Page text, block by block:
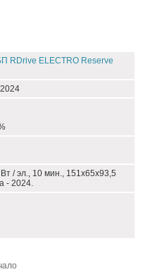
RDrive ELECTRO Reserve
/ эл., 10 мин., 151x65x93,5
- 2024.